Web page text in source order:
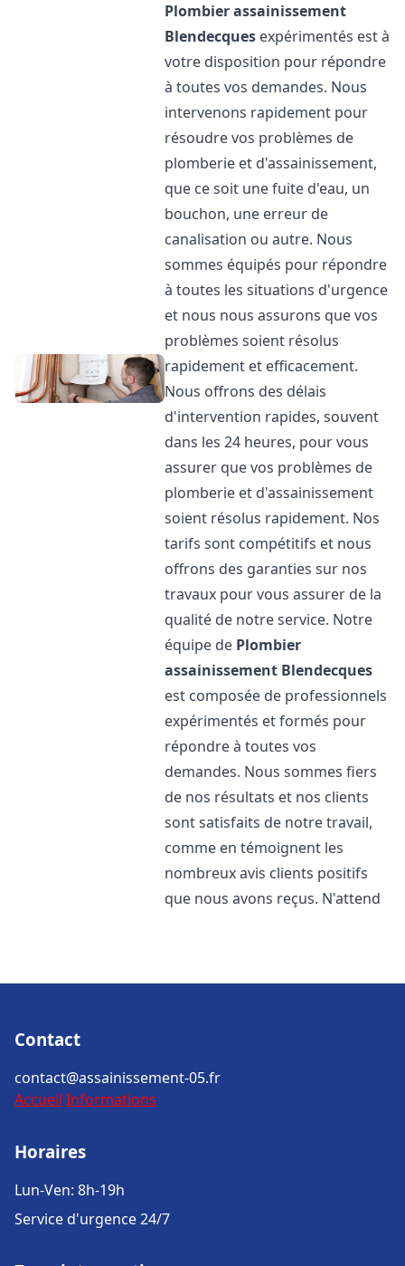
Plombier assainissement
Blendecques expérimentés est à
votre disposition pour répondre
à toutes vos demandes. Nous
intervenons rapidement pour
résoudre vos problèmes de
plomberie et d'assainissement,
que ce soit une fuite d'eau, un
bouchon, une erreur de
canalisation ou autre. Nous
sommes équipés pour répondre
à toutes les situations d'urgence
et nous nous assurons que vos
problèmes soient résolus
rapidement et efficacement.
Nous offrons des délais
d'intervention rapides, souvent
dans les 24 heures, pour vous
assurer que vos problèmes de
plomberie et d'assainissement
soient résolus rapidement. Nos
tarifs sont compétitifs et nous
offrons des garanties sur nos
travaux pour vous assurer de la
qualité de notre service. Notre
équipe de Plombier
assainissement Blendecques
est composée de professionnels
expérimentés et formés pour
répondre à toutes vos
demandes. Nous sommes fiers
de nos résultats et nos clients
sont satisfaits de notre travail,
comme en témoignent les
nombreux avis clients positifs
que nous avons reçus. N'attend
Contact
contact@assainissement-05.fr
Accueil Informations
Horaires
Lun-Ven: 8h-19h
Service d'urgence 24/7